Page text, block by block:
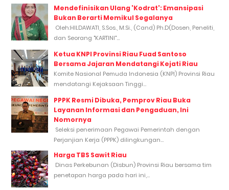
Mendefinisikan Ulang 'Kodrat': Emansipasi
Bukan Berarti Memikul Segalanya
Oleh:HILDAWATI, S.Sos., M.Si., (Cand) Ph.D(Dosen, Peneliti,
dan Seorang "KARTINI"...
Ketua KNPI Provinsi Riau Fuad Santoso
Bersama Jajaran Mendatangi Kejati Riau
Komite Nasional Pemuda Indonesia (KNPI) Provinsi Riau
mendatangi Kejaksaan Tinggi...
PPPK Resmi Dibuka, Pemprov Riau Buka
Layanan Informasi dan Pengaduan, Ini
Nomornya
Seleksi penerimaan Pegawai Pemerintah dengan
Perjanjian Kerja (PPPK) dilingkungan...
Harga TBS Sawit Riau
Dinas Perkebunan (Disbun) Provinsi Riau bersama tim
penetapan harga pada hari ini,...